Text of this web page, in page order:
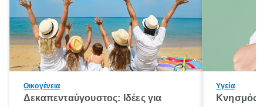
Οικογένεια
Δεκαπενταύγουστος: Ιδέες για
Υγεία
Κνησμός: